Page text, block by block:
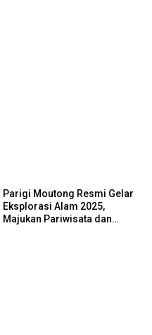
Parigi Moutong Resmi Gelar
Eksplorasi Alam 2025,
Majukan Pariwisata dan